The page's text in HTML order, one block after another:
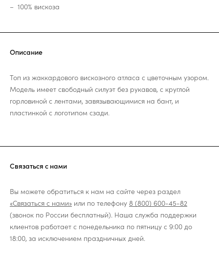
100% вискоза
Описание
Топ из жаккардового вискозного атласа с цветочным узором.
Модель имеет свободный силуэт без рукавов, с круглой
горловиной с лентами, завязывающимися на бант, и
пластинкой с логотипом сзади.
Связаться с нами
Вы можете обратиться к нам на сайте через раздел
«Связаться с нами» или по телефону 8 (800) 600-45-82
(звонок по России бесплатный). Наша служба поддержки
клиентов работает с понедельника по пятницу с 9:00 до
18:00, за исключением праздничных дней.